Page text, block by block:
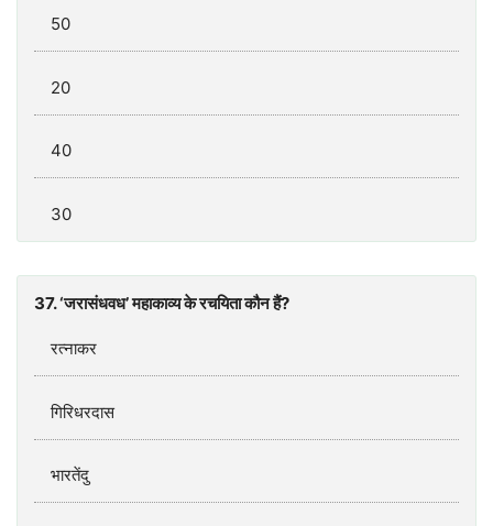
50
20
40
30
37. ‘जरासंधवध’ महाकाव्य के रचयिता कौन हैं?
रत्नाकर
गिरिधरदास
भारतेंदु